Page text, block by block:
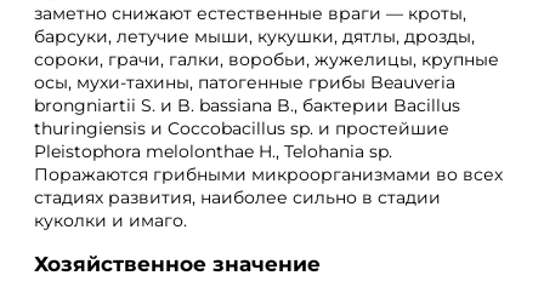
заметно снижают естественные враги — кроты,
барсуки, летучие мыши, кукушки, дятлы, дрозды,
сороки, грачи, галки, воробьи, жужелицы, крупные
осы, мухи-тахины, патогенные грибы Beauveria
brongniartii S. и B. bassiana B., бактерии Bacillus
thuringiensis и Coccobacillus sp. и простейшие
Pleistophora melolonthae H., Telohania sp.
Поражаются грибными микроорганизмами во всех
стадиях развития, наиболее сильно в стадии
куколки и имаго.
Хозяйственное значение